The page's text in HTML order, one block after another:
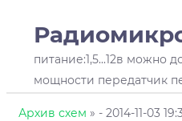
питание:1,5...12в можно
мощности передатчик
Архив схем » - 2014-11-03